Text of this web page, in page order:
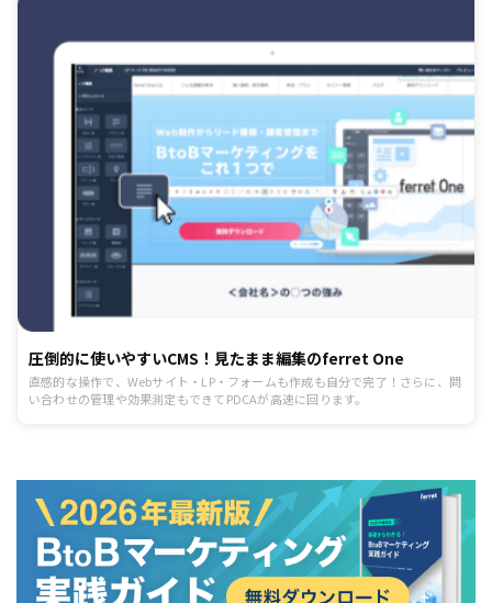
圧倒的に使いやすいCMS！見たまま編集のferret One
直感的な操作で、Webサイト・LP・フォームも作成も自分で完了！さらに、問
い合わせの管理や効果測定もできてPDCAが高速に回ります。